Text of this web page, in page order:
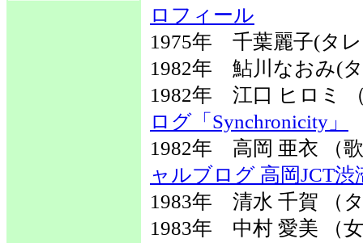
ロフィール
1975年 千葉麗子(タ
1982年 鮎川なおみ(
1982年 江口 ヒロ
ログ「Synchronicity」
1982年 高岡 亜衣
ャルブログ 高岡JCT渋
1983年 清水 千賀 （
1983年 中村 愛美 （